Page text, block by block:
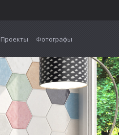
Проекты Фотографы